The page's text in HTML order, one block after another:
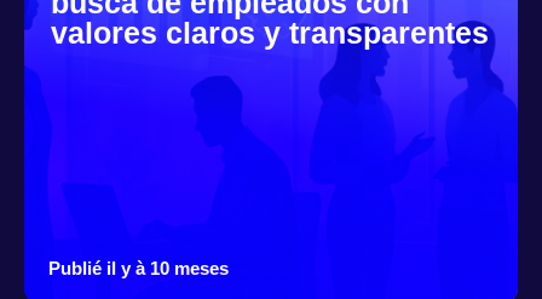
valores claros y transparentes
Publié il y à 10 meses